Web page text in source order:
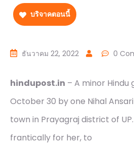
บริจาคตอนนี้
ธันวาคม 22, 2022 0
hindupost.in – A minor Hindu
October 30 by one Nihal
town in Prayagraj district of
frantically for her, to